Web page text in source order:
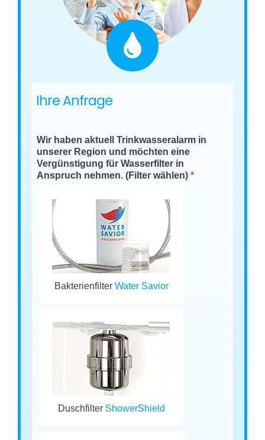
Ihre Anfrage
Wir haben aktuell Trinkwasseralarm in
unserer Region und möchten eine
Vergünstigung für Wasserfilter in
Anspruch nehmen. (Filter wählen)*
Bakterienfilter Water Savior
Duschfilter ShowerShield